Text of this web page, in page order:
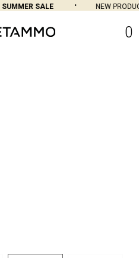
SUMMER SALE NEW
0